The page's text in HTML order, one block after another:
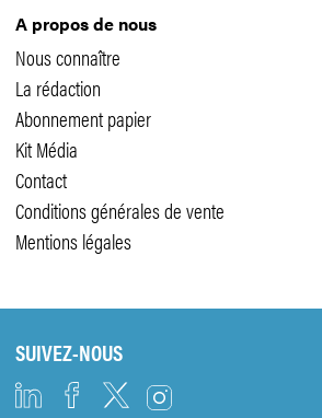
A propos de nous
Nous connaître
La rédaction
Abonnement papier
Kit Média
Contact
Conditions générales de vente
Mentions légales
SUIVEZ-NOUS